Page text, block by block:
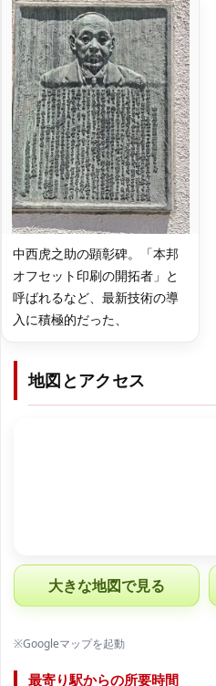
中西虎之助の顕彰碑。「本邦
オフセット印刷の開拓者」と
呼ばれるなど、最新技術の導
入に積極的だった、
地図とアクセス
大きな地図で見る
※Googleマップを起動
最寄り駅からの所要時間